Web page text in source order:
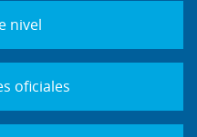
nivel
oficiales